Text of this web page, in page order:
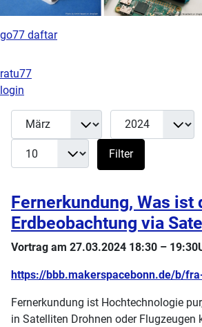
go77 daftar
Filter
Monat Jahr
Filter
Fernerkundung, Was ist
Erdbeobachtung via
Vortrag am 27.03.2024 18:30 –
https://bbb.makerspacebonn.de/b/
Fernerkundung ist Hochtechnologie
in Satelliten Drohnen oder Flugzeugen
ratu77
login